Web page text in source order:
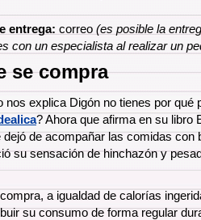
entrega: correo (es posible la
con un especialista al realizar un
se compra
nos explica Digón no tienes por qué
? Ahora que afirma en su libro
dejó de acompañar las comidas con
su sensación de hinchazón y
a igualdad de calorías
su consumo de forma regular